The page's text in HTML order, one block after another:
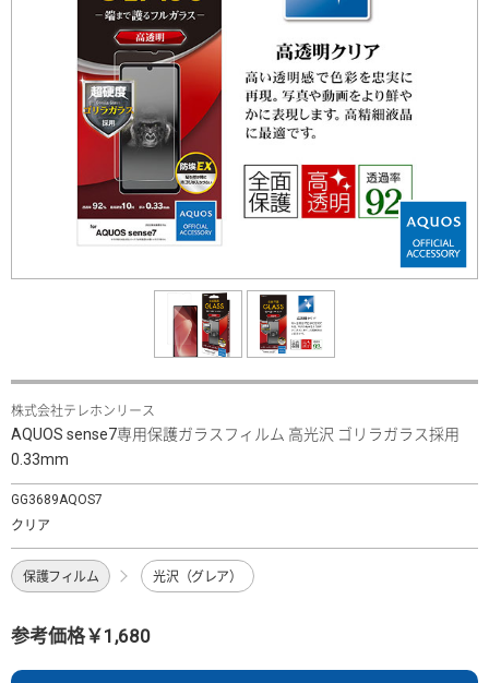
株式会社テレホンリース
AQUOS sense7専用保護ガラスフィルム 高光沢 ゴリラガラス採用
0.33mm
GG3689AQOS7
クリア
保護フィルム 光沢（グレア）
参考価格￥1,680